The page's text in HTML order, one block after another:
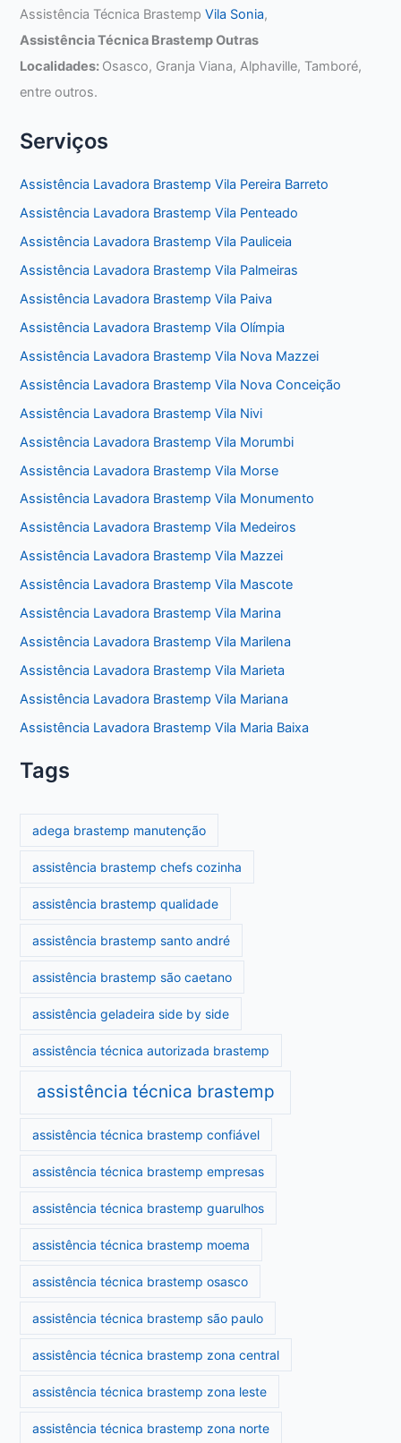
Assistência Técnica BrastempVila Sonia,
Assistência Técnica Brastemp Outras
Localidades: Osasco, Granja Viana, Alphaville, Tamboré,
entre outros.
Serviços
Assistência Lavadora Brastemp Vila Pereira Barreto
Assistência Lavadora Brastemp Vila Penteado
Assistência Lavadora Brastemp Vila Pauliceia
Assistência Lavadora Brastemp Vila Palmeiras
Assistência Lavadora Brastemp Vila Paiva
Assistência Lavadora Brastemp Vila Olímpia
Assistência Lavadora Brastemp Vila Nova Mazzei
Assistência Lavadora Brastemp Vila Nova Conceição
Assistência Lavadora Brastemp Vila Nivi
Assistência Lavadora Brastemp Vila Morumbi
Assistência Lavadora Brastemp Vila Morse
Assistência Lavadora Brastemp Vila Monumento
Assistência Lavadora Brastemp Vila Medeiros
Assistência Lavadora Brastemp Vila Mazzei
Assistência Lavadora Brastemp Vila Mascote
Assistência Lavadora Brastemp Vila Marina
Assistência Lavadora Brastemp Vila Marilena
Assistência Lavadora Brastemp Vila Marieta
Assistência Lavadora Brastemp Vila Mariana
Assistência Lavadora Brastemp Vila Maria Baixa
Tags
adega brastemp manutenção
assistência brastemp chefs cozinha
assistência brastemp qualidade
assistência brastemp santo andré
assistência brastemp são caetano
assistência geladeira side by side
assistência técnica autorizada brastemp
assistência técnica brastemp
assistência técnica brastemp confiável
assistência técnica brastemp empresas
assistência técnica brastemp guarulhos
assistência técnica brastemp moema
assistência técnica brastemp osasco
assistência técnica brastemp são paulo
assistência técnica brastemp zona central
assistência técnica brastemp zona leste
assistência técnica brastemp zona norte